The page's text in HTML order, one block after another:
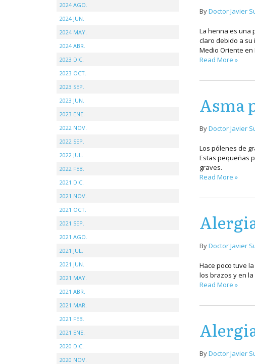
ByDoctor Javier
La henna es una
claro debido a
Medio Oriente en
Read More »
Asma
ByDoctor Javier
Los pólenes de
Estas pequeñas
graves.
Read More »
ByDoctor Javier
Hace poco tuve
los brazos y en
Read More »
ByDoctor Javier
2024 AGO.
2024 JUN.
2024 MAY.
2024 ABR.
2023 DIC.
2023 OCT.
2023 SEP.
2023 JUN.
2023 ENE.
2022 NOV.
2022 SEP.
2022 JUL.
2022 FEB.
2021 DIC.
2021 NOV.
2021 OCT.
2021 SEP.
2021 AGO.
2021 JUL.
2021 JUN.
2021 MAY.
2021 ABR.
2021 MAR.
2021 FEB.
2021 ENE.
2020 DIC.
2020 NOV.